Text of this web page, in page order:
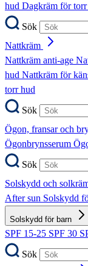
hud Dagkräm för
Sök
Nattkräm
Nattkräm anti-age
hud Nattkräm för
torr hud
Sök
Ögon, fransar och
Ögonbrynsserum
Sök
Solskydd och
After sun Solskydd
Solskydd för barn
SPF 15-25 SPF 30
Sök